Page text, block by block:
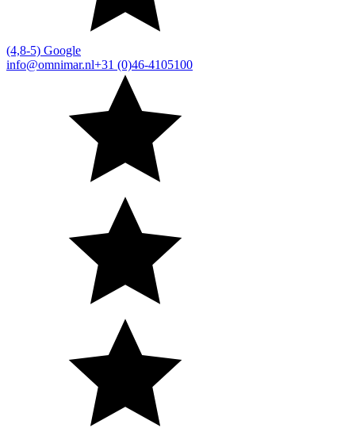
(4,8-5) Google
info@omnimar.nl+31 (0)46-4105100